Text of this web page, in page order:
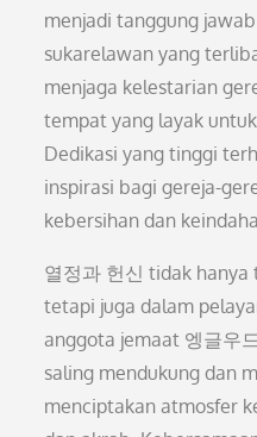
menjadi tanggung
sukarelawan yang
menjaga kelestarian
tempat yang layak
Dedikasi yang tinggi
inspirasi bagi gereja-
kebersihan dan
열정과 헌신 tidak
tetapi juga dalam
anggota jemaat 엥글우
saling mendukung dan
menciptakan atmosfer